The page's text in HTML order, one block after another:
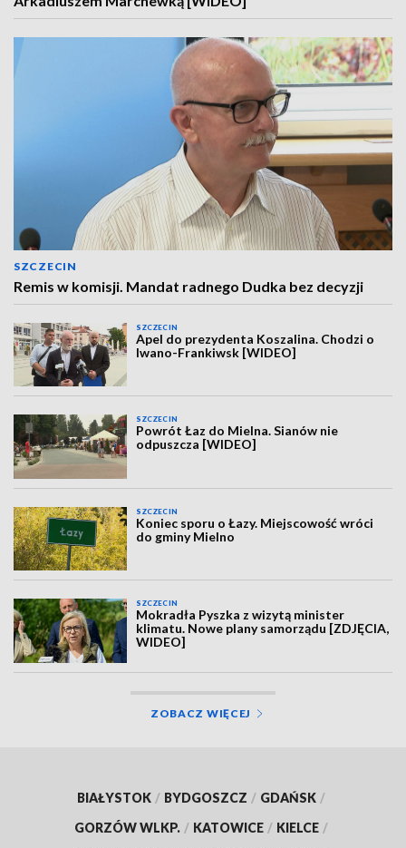
SZCZECIN
Remis w komisji. Mandat radnego Dudka bez decyzji
SZCZECIN
Apel do prezydenta Koszalina. Chodzi o
Iwano-Frankiwsk [WIDEO]
SZCZECIN
Powrót Łaz do Mielna. Sianów nie
odpuszcza [WIDEO]
SZCZECIN
Koniec sporu o Łazy. Miejscowość wróci
do gminy Mielno
SZCZECIN
Mokradła Pyszka z wizytą minister
klimatu. Nowe plany samorządu [ZDJĘCIA,
WIDEO]
ZOBACZ WIĘCEJ
BIAŁYSTOK / BYDGOSZCZ / GDAŃSK /
GORZÓW WLKP. / KATOWICE / KIELCE /